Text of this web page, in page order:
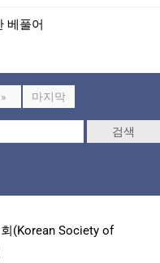
베풀어
» 마지막
검색
(Korean Society of